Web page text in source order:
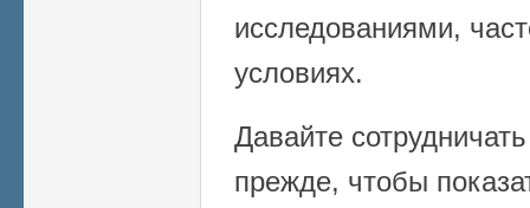
исследованиями,
условиях.
Давайте
прежде, чтобы